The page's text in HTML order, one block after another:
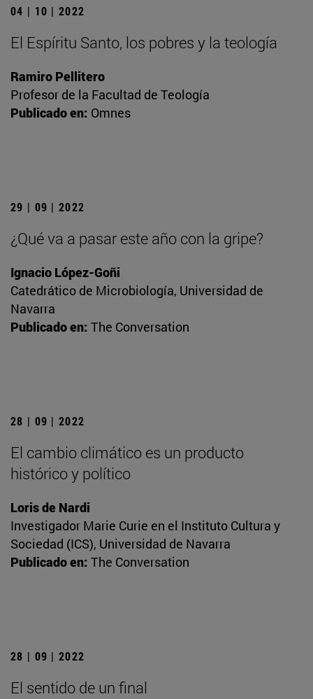
04 | 10 | 2022
El Espíritu Santo, los pobres y la teología
Ramiro Pellitero
Profesor de la Facultad de Teología
Publicado en: Omnes
29 | 09 | 2022
¿Qué va a pasar este año con la gripe?
Ignacio López-Goñi
Catedrático de Microbiología, Universidad de
Navarra
Publicado en: The Conversation
28 | 09 | 2022
El cambio climático es un producto
histórico y político
Loris de Nardi
Investigador Marie Curie en el Instituto Cultura y
Sociedad (ICS), Universidad de Navarra
Publicado en: The Conversation
28 | 09 | 2022
El sentido de un final